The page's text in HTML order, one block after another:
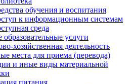
обучения и воспитания
к информационным системам
среда
услуги
хозяйственная деятельность
места для приема (перевода)
и иные виды материальной
питания